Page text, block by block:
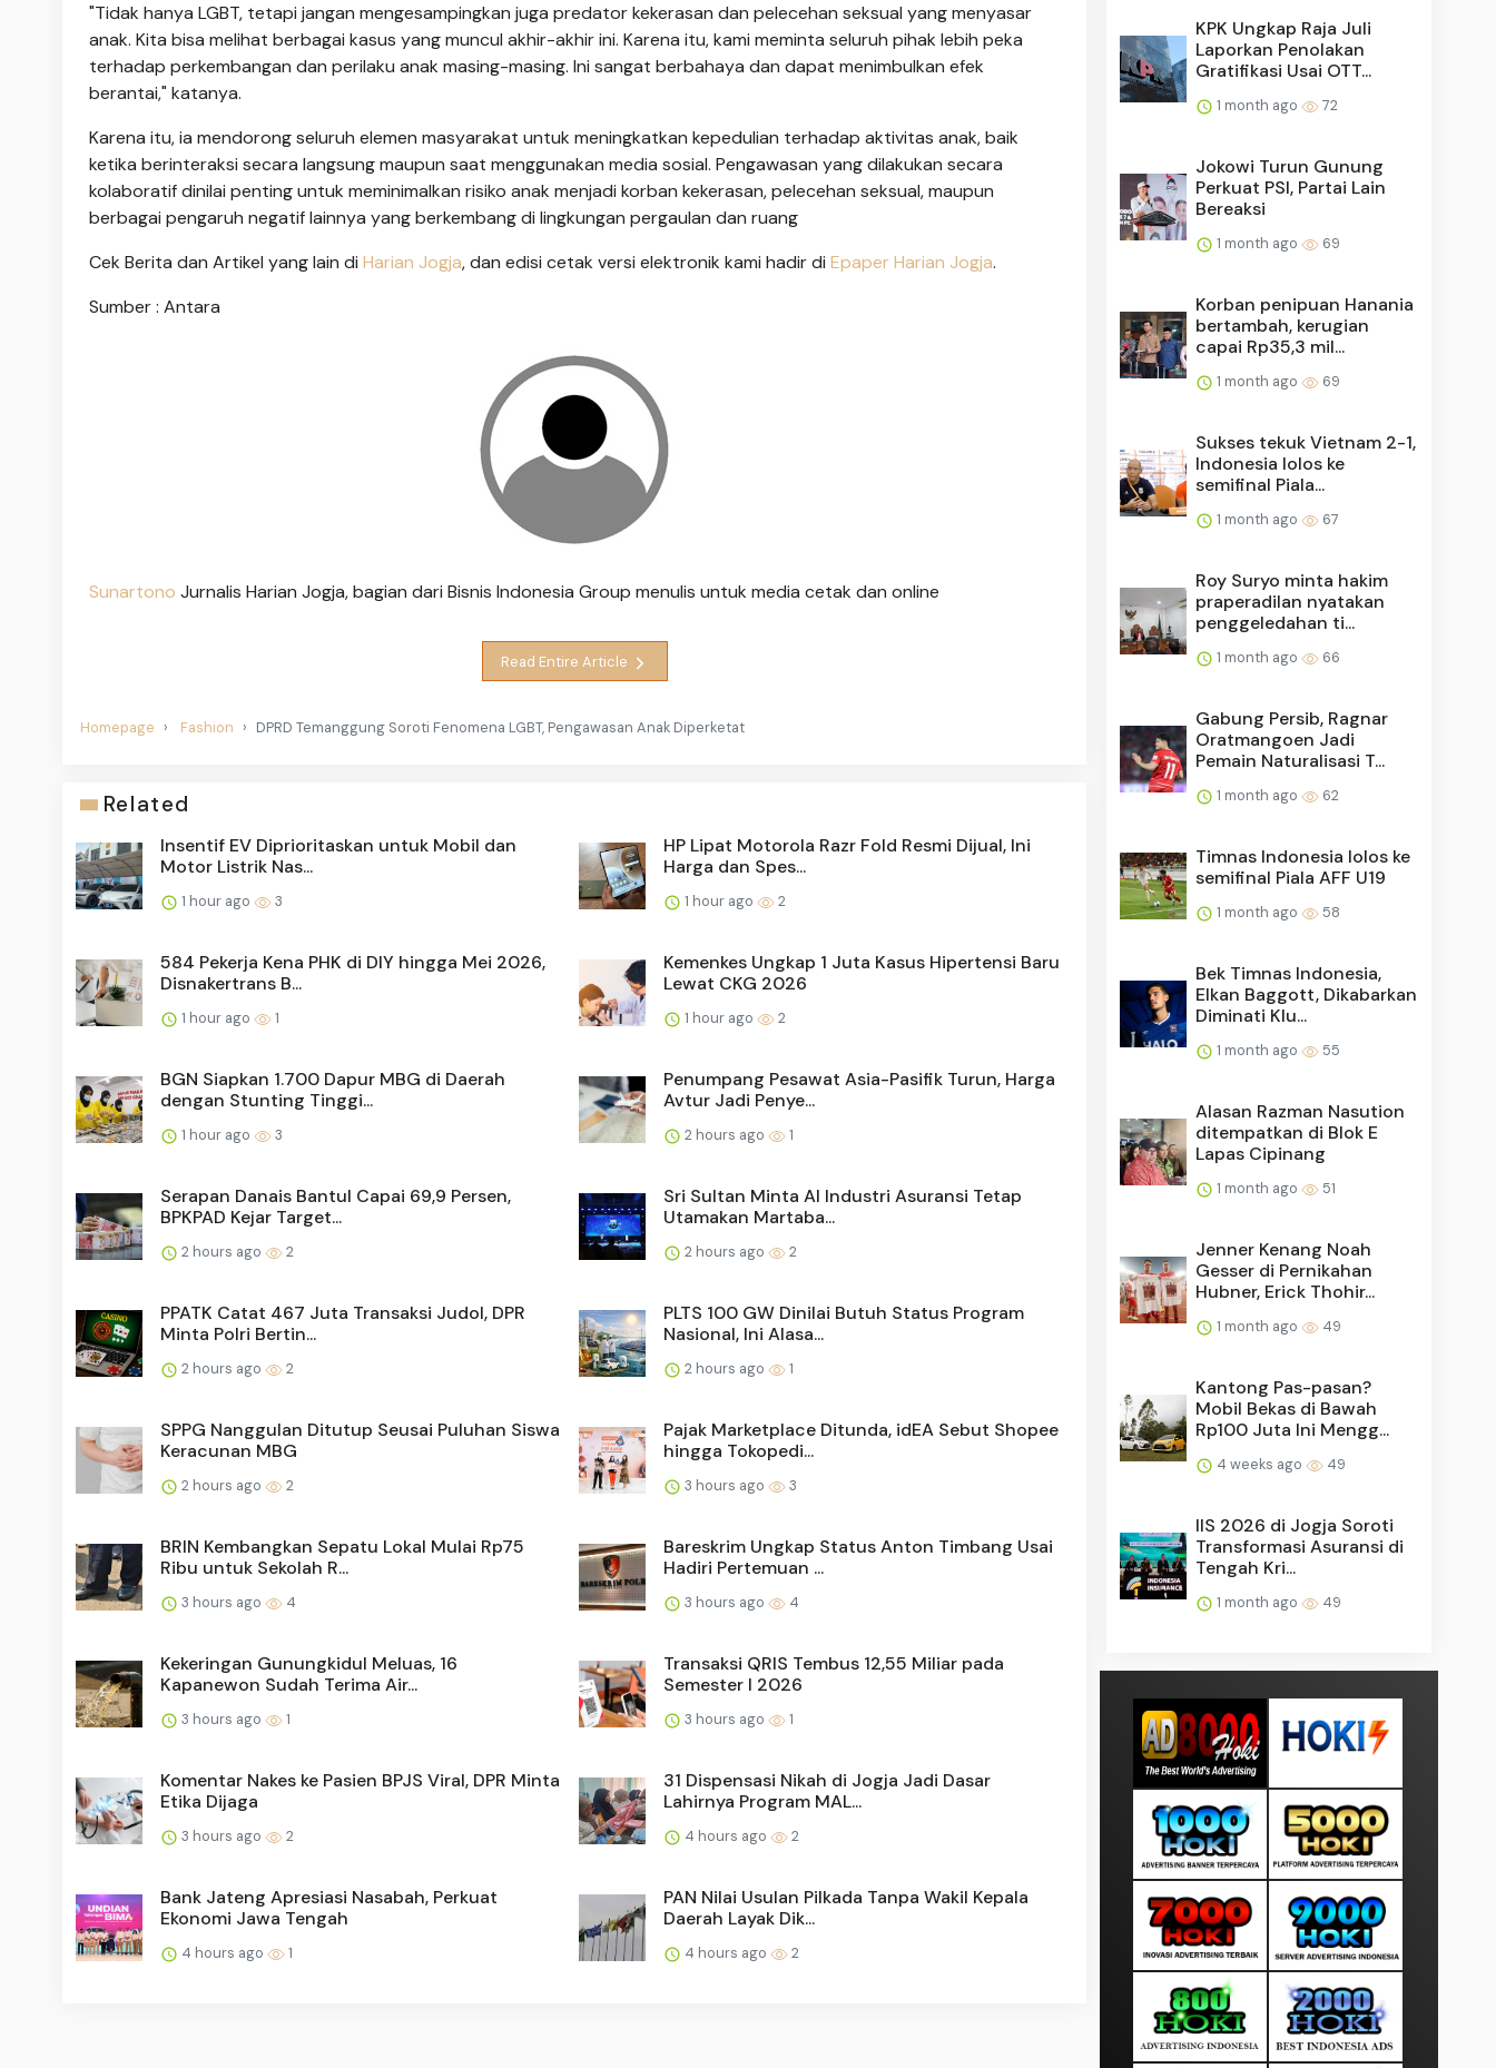
"Tidak hanya LGBT, tetapi jangan mengesampingkan juga predator kekerasan dan pelecehan seksual yang menyasar
anak. Kita bisa melihat berbagai kasus yang muncul akhir-akhir ini. Karena itu, kami meminta seluruh pihak lebih peka
terhadap perkembangan dan perilaku anak masing-masing. Ini sangat berbahaya dan dapat menimbulkan efek
berantai," katanya.
Karena itu, ia mendorong seluruh elemen masyarakat untuk meningkatkan kepedulian terhadap aktivitas anak, baik
ketika berinteraksi secara langsung maupun saat menggunakan media sosial. Pengawasan yang dilakukan secara
kolaboratif dinilai penting untuk meminimalkan risiko anak menjadi korban kekerasan, pelecehan seksual, maupun
berbagai pengaruh negatif lainnya yang berkembang di lingkungan pergaulan dan ruang
Cek Berita dan Artikel yang lain di Harian Jogja, dan edisi cetak versi elektronik kami hadir di Epaper Harian Jogja.
Sumber : Antara
Sunartono Jurnalis Harian Jogja, bagian dari Bisnis Indonesia Group menulis untuk media cetak dan online
Read Entire Article
Homepage Fashion DPRD Temanggung Soroti Fenomena LGBT, Pengawasan Anak Diperketat
Related
Insentif EV Diprioritaskan untuk Mobil dan
Motor Listrik Nas...
1 hour ago 3
HP Lipat Motorola Razr Fold Resmi Dijual, Ini
Harga dan Spes...
1 hour ago 2
584 Pekerja Kena PHK di DIY hingga Mei 2026,
Disnakertrans B...
1 hour ago 1
Kemenkes Ungkap 1 Juta Kasus Hipertensi Baru
Lewat CKG 2026
1 hour ago 2
BGN Siapkan 1.700 Dapur MBG di Daerah
dengan Stunting Tinggi...
1 hour ago 3
Penumpang Pesawat Asia-Pasifik Turun, Harga
Avtur Jadi Penye...
2 hours ago 1
Serapan Danais Bantul Capai 69,9 Persen,
BPKPAD Kejar Target...
2 hours ago 2
Sri Sultan Minta AI Industri Asuransi Tetap
Utamakan Martaba...
2 hours ago 2
PPATK Catat 467 Juta Transaksi Judol, DPR
Minta Polri Bertin...
2 hours ago 2
PLTS 100 GW Dinilai Butuh Status Program
Nasional, Ini Alasa...
2 hours ago 1
SPPG Nanggulan Ditutup Seusai Puluhan Siswa
Keracunan MBG
2 hours ago 2
Pajak Marketplace Ditunda, idEA Sebut Shopee
hingga Tokopedi...
3 hours ago 3
BRIN Kembangkan Sepatu Lokal Mulai Rp75
Ribu untuk Sekolah R...
3 hours ago 4
Bareskrim Ungkap Status Anton Timbang Usai
Hadiri Pertemuan ...
3 hours ago 4
Kekeringan Gunungkidul Meluas, 16
Kapanewon Sudah Terima Air...
3 hours ago 1
Transaksi QRIS Tembus 12,55 Miliar pada
Semester I 2026
3 hours ago 1
Komentar Nakes ke Pasien BPJS Viral, DPR Minta
Etika Dijaga
3 hours ago 2
31 Dispensasi Nikah di Jogja Jadi Dasar
Lahirnya Program MAL...
4 hours ago 2
Bank Jateng Apresiasi Nasabah, Perkuat
Ekonomi Jawa Tengah
4 hours ago 1
PAN Nilai Usulan Pilkada Tanpa Wakil Kepala
Daerah Layak Dik...
4 hours ago 2
KPK Ungkap Raja Juli
Laporkan Penolakan
Gratifikasi Usai OTT...
1 month ago 72
Jokowi Turun Gunung
Perkuat PSI, Partai Lain
Bereaksi
1 month ago 69
Korban penipuan Hanania
bertambah, kerugian
capai Rp35,3 mil...
1 month ago 69
Sukses tekuk Vietnam 2-1,
Indonesia lolos ke
semifinal Piala...
1 month ago 67
Roy Suryo minta hakim
praperadilan nyatakan
penggeledahan ti...
1 month ago 66
Gabung Persib, Ragnar
Oratmangoen Jadi
Pemain Naturalisasi T...
1 month ago 62
Timnas Indonesia lolos ke
semifinal Piala AFF U19
1 month ago 58
Bek Timnas Indonesia,
Elkan Baggott, Dikabarkan
Diminati Klu...
1 month ago 55
Alasan Razman Nasution
ditempatkan di Blok E
Lapas Cipinang
1 month ago 51
Jenner Kenang Noah
Gesser di Pernikahan
Hubner, Erick Thohir...
1 month ago 49
Kantong Pas-pasan?
Mobil Bekas di Bawah
Rp100 Juta Ini Mengg...
4 weeks ago 49
IIS 2026 di Jogja Soroti
Transformasi Asuransi di
Tengah Kri...
1 month ago 49